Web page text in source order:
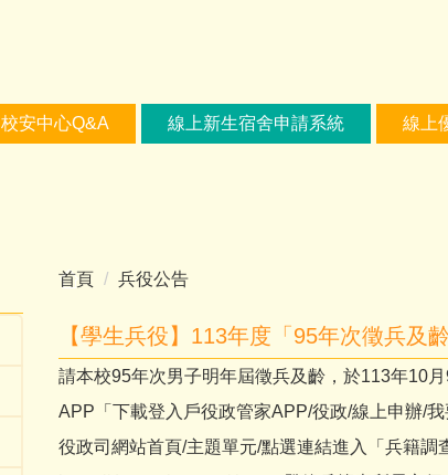
校安中心Q&A 線上新生宿舍申請系統 線上
首頁 兵役公告
【學生兵役】113年度「95年次徵兵及
請本校95年次男子明年屆徵兵及齡，於113年10
APP「下載登入戶役政管家APP/役政/線上申辦/
役政司網站首頁/主題單元/點選連結進入「兵籍調